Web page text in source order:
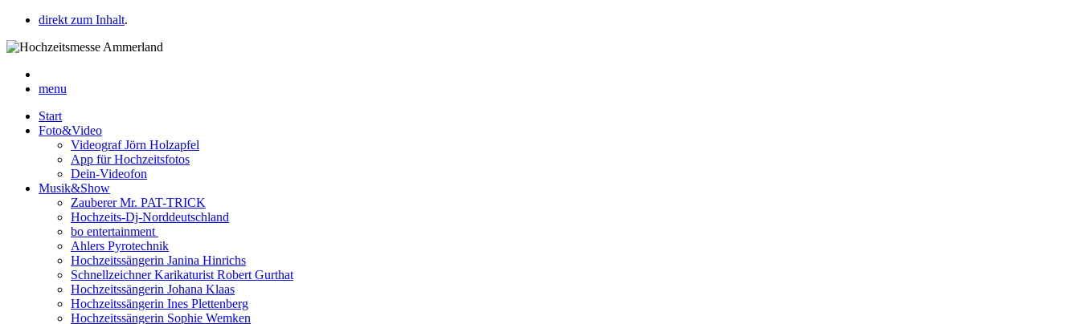
direkt zum Inhalt.
menu
Start
Foto&Video
Videograf Jörn Holzapfel
App für Hochzeitsfotos
Dein-Videofon
Musik&Show
Zauberer Mr. PAT-TRICK
Hochzeits-Dj-Norddeutschland
bo entertainment
Ahlers Pyrotechnik
Hochzeitssängerin Janina Hinrichs
Schnellzeichner Karikaturist Robert Gurthat
Hochzeitssängerin Johana Klaas
Hochzeitssängerin Ines Plettenberg
Hochzeitssängerin Sophie Wemken